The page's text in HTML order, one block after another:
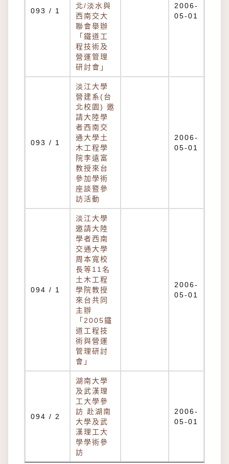
093 / 1
北/淡水與
西南交大
聯會舉辦
「鐵道工
程技術及
營運管理
研討會」
2006-
05-01
093 / 1
淡江大學
營建系(台
北校園) 邀
請大陸學
者西南交
通大學土
木工程學
院李遠富
教授來台
參加學術
座談暨參
訪活動
2006-
05-01
094 / 1
淡江大學
邀請大陸
學者西南
交通大學
周本寬校
長等11名
土木工程
學院教授
來台共同
主辦
「2005鐵
道工程技
術與營運
管理研討
會」
2006-
05-01
094 / 2
湖南大學
及武漢理
工大學參
訪 赴湖南
大學及武
漢理工大
學學術參
訪
2006-
05-01